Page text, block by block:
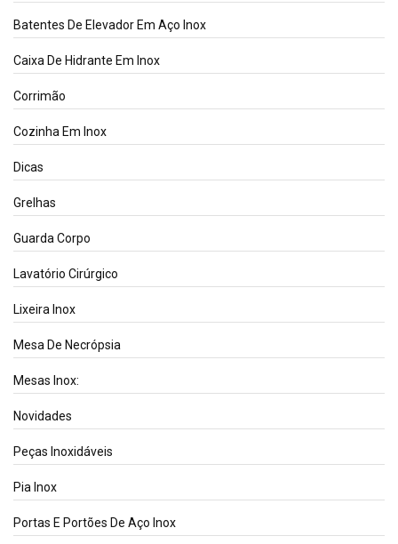
Batentes De Elevador Em Aço Inox
Caixa De Hidrante Em Inox
Corrimão
Cozinha Em Inox
Dicas
Grelhas
Guarda Corpo
Lavatório Cirúrgico
Lixeira Inox
Mesa De Necrópsia
Mesas Inox:
Novidades
Peças Inoxidáveis
Pia Inox
Portas E Portões De Aço Inox